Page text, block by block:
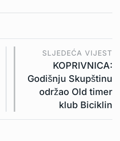
SLJEDEĆA VIJEST
KOPRIVNICA:
Godišnju Skupštinu
održao Old timer
klub Biciklin